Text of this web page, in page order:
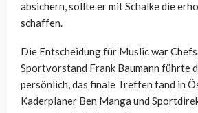
absichern, sollte er mit Schalke die
schaffen.
Die Entscheidung für Muslic war
Sportvorstand Frank Baumann führte
persönlich, das finale Treffen fand in
Kaderplaner Ben Manga und